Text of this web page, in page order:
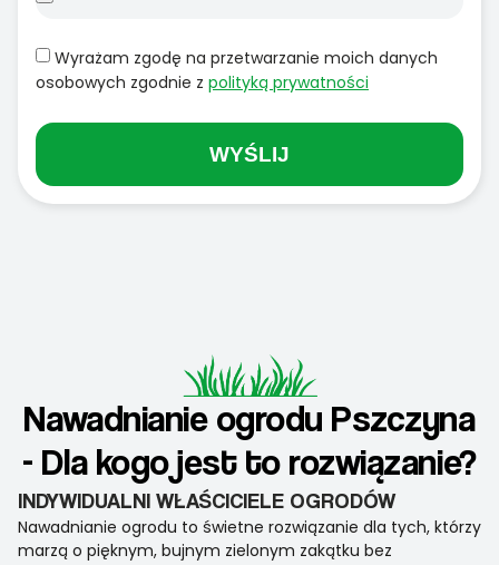
Wyrażam zgodę na przetwarzanie moich danych
osobowych zgodnie z polityką prywatności
WYŚLIJ
Nawadnianie ogrodu Pszczyna
- Dla kogo jest to rozwiązanie?
INDYWIDUALNI WŁAŚCICIELE OGRODÓW
Nawadnianie ogrodu to świetne rozwiązanie dla tych, którzy
marzą o pięknym, bujnym zielonym zakątku bez